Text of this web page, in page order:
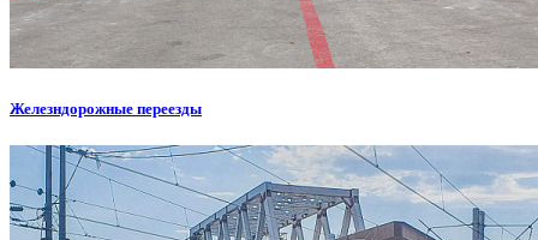
Железндорожные переезды